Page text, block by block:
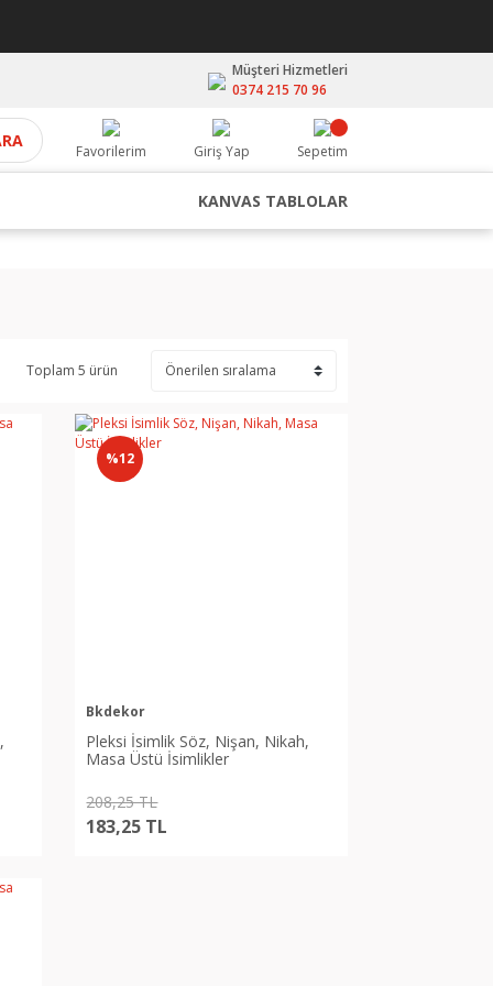
Müşteri Hizmetleri
0374 215 70 96
Favorilerim Giriş Yap Sepetim
KANVAS TABLOLAR
Toplam 5 ürün
%12
Bkdekor
Pleksi İsimlik Söz, Nişan, Nikah,
Masa Üstü İsimlikler
208,25 TL
183,25 TL